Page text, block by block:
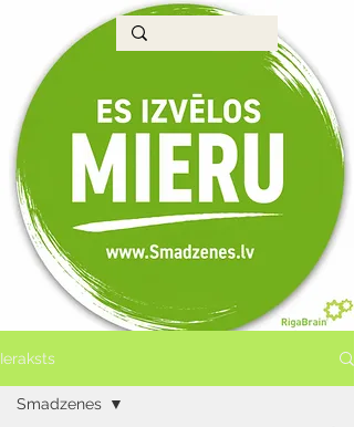
Ieraksts
Smadzenes